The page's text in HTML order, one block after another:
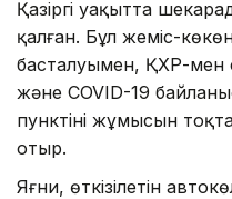
Қазіргі уақытта
қалған. Бұл жеміс-
басталуымен, ҚХР-мен
және COVID-19
пунктінің жұмысын
отыр.
Яғни, өткізілетін